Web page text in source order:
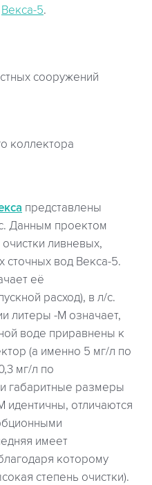
Векса-5.
сооружений
коллектора
представлены
Данным проектом
ливневых,
сточных вод Векса-5.
её
расход), в л/с.
литеры -М означает,
воде приравнены к
(а именно 5 мг/л по
мг/л по
габаритные размеры
идентичны, отличаются
имеет
которому
степень очистки).